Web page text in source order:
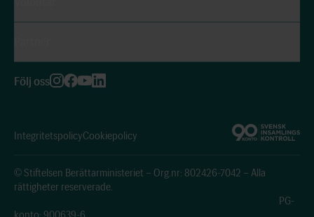
Följ oss
IntegritetspolicyCookiepolicy
© Stiftelsen Berättarministeriet – Org.nr: 802426-7042 – Alla
rättigheter reserverade.
PG-